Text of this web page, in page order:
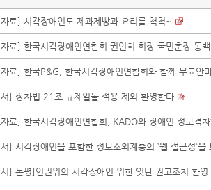
료] 시각장애인도 제과제빵과 요리를 척척~
료] 한국시각장애인연합회 권인희 회장 국민훈장 동
료] 한국P&G, 한국시각장애인연합회와 함께 무료안
] 장차법 21조 규제일몰 적용 제외 환영한다
료] 한국시각장애인연합회, KADO와 장애인 정보격
] 시각장애인을 포함한 정보소외계층의 `웹 접근성`을
] 논평]인권위의 시각장애인 위한 잇단 권고조치 환영